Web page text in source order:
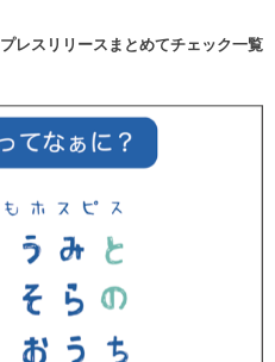
プレスリリースまとめてチェック一覧